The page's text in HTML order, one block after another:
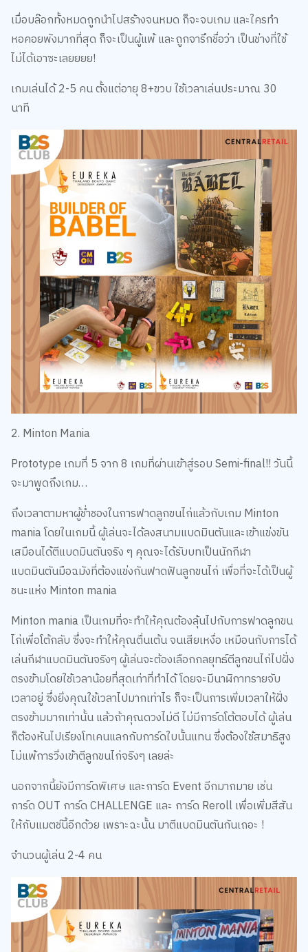
เมื่อบล๊อกทั้งหมดถูกนำไปสร้างจนหมด ก็จะจบเกม และใครทำ
หอคอยพังมากที่สุด ก็จะเป็นผู้แพ้ และถูกจารึกชื่อว่า เป็นช่างที่ใช้
ไม่ได้เอาซะเลยยยย!
เกมเล่นได้ 2-5 คน ตั้งแต่อายุ 8+ขวบ ใช้เวลาเล่นประมาณ 30
นาที
2. Minton Mania
Prototype เกมที่ 5 จาก 8 เกมที่ผ่านเข้าสู่รอบ Semi-final!! วันนี้
จะมาพูดถึงเกม…
ถึงเวลาตามหาผู้ช่ำชองในการฟาดลูกขนไก่แล้วกับเกม Minton
mania โดยในเกมนี้ ผู้เล่นจะได้ลงสนามแบดมินตันและเข้าแข่งขัน
เสมือนได้ตีแบดมินตันจริง ๆ คุณจะได้รับบทเป็นนักกีฬา
แบดมินตันมือฉมังที่ต้องแข่งกันฟาดฟันลูกขนไก่ เพื่อที่จะได้เป็นผู้
ชนะแห่ง Minton mania
Minton mania เป็นเกมที่จะทำให้คุณต้องลุ้นไปกับการฟาดลูกขน
ไก่เพื่อโต้กลับ ซึ่งจะทำให้คุณตื่นเต้น จนเสียเหงื่อ เหมือนกับการได้
เล่นกีฬาแบดมินตันจริงๆ ผู้เล่นจะต้องเลือกกลยุทธ์ตีลูกขนไก่ไปฝั่ง
ตรงข้ามโดยใช้เวลาน้อยที่สุดเท่าที่ทำได้ โดยจะมีนาฬิกาทรายจับ
เวลาอยู่ ซึ่งยิ่งคุณใช้เวลาไปมากเท่าไร ก็จะเป็นการเพิ่มเวลาให้ฝั่ง
ตรงข้ามมากเท่านั้น แล้วถ้าคุณดวงไม่ดี ไม่มีการ์ดโต้ตอบได้ ผู้เล่น
ก็ต้องหันไปเรียงโทเคนแลกกับการ์ดใบนั้นแทน ซึ่งต้องใช้สมาธิสูง
ไม่แพ้การวิ่งเข้าตีลูกขนไก่จริงๆ เลยล่ะ
นอกจากนี้ยังมีการ์ดพิเศษ และการ์ด Event อีกมากมาย เช่น
การ์ด OUT การ์ด CHALLENGE และ การ์ด Reroll เพื่อเพิ่มสีสัน
ให้กับแมตช์นี้อีกด้วย เพราะฉะนั้น มาตีแบดมินตันกันเถอะ !
จำนวนผู้เล่น 2-4 คน